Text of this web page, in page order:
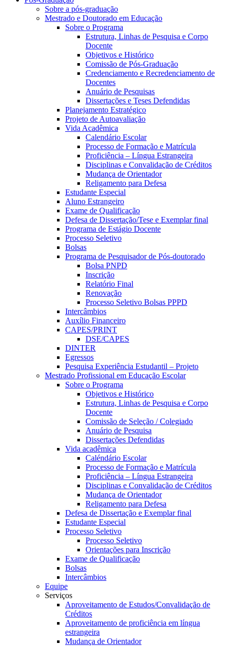
Sobre a pós-graduação
Mestrado e Doutorado em Educação
Sobre o Programa
Estrutura, Linhas de Pesquisa e Corpo
Docente
Objetivos e Histórico
Comissão de Pós-Graduação
Credenciamento e Recredenciamento de
Docentes
Anuário de Pesquisas
Dissertações e Teses Defendidas
Planejamento Estratégico
Projeto de Autoavaliação
Vida Acadêmica
Calendário Escolar
Processo de Formação e Matrícula
Proficiência – Língua Estrangeira
Disciplinas e Convalidação de Créditos
Mudança de Orientador
Religamento para Defesa
Estudante Especial
Aluno Estrangeiro
Exame de Qualificação
Defesa de Dissertação/Tese e Exemplar final
Programa de Estágio Docente
Processo Seletivo
Bolsas
Programa de Pesquisador de Pós-doutorado
Bolsa PNPD
Inscrição
Relatório Final
Renovação
Processo Seletivo Bolsas PPPD
Intercâmbios
Auxílio Financeiro
CAPES/PRINT
DSE/CAPES
DINTER
Egressos
Pesquisa Experiência Estudantil – Projeto
Mestrado Profissional em Educação Escolar
Sobre o Programa
Objetivos e Histórico
Estrutura, Linhas de Pesquisa e Corpo
Docente
Comissão de Seleção / Colegiado
Anuário de Pesquisa
Dissertações Defendidas
Vida acadêmica
Caléndário Escolar
Processo de Formação e Matrícula
Proficiência – Língua Estrangeira
Disciplinas e Convalidação de Créditos
Mudança de Orientador
Religamento para Defesa
Defesa de Dissertação e Exemplar final
Estudante Especial
Processo Seletivo
Processo Seletivo
Orientações para Inscrição
Exame de Qualificação
Bolsas
Intercâmbios
Equipe
Serviços
Aproveitamento de Estudos/Convalidação de
Créditos
Aproveitamento de proficiência em língua
estrangeira
Mudança de Orientador